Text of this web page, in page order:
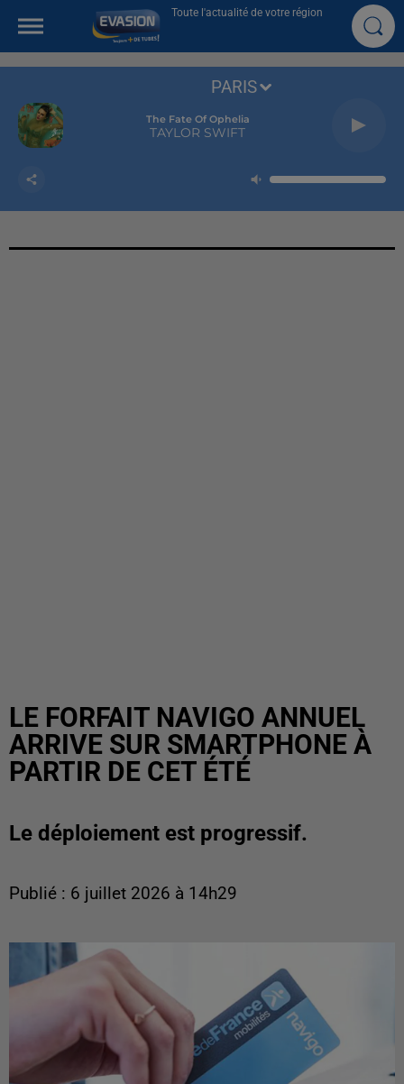
Toute l'actualité de votre région
The Fate Of Ophelia
TAYLOR SWIFT
PARIS
LE FORFAIT NAVIGO ANNUEL
ARRIVE SUR SMARTPHONE À
PARTIR DE CET ÉTÉ
Le déploiement est progressif.
Publié : 6 juillet 2026 à 14h29